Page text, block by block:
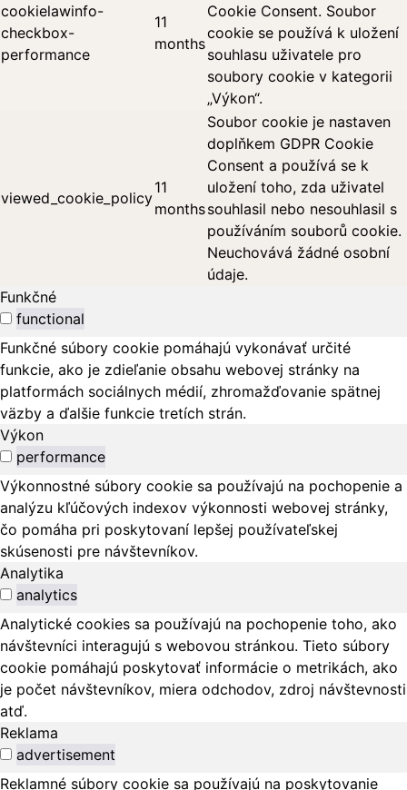
cookielawinfo-
checkbox-
performance
11
months
Cookie Consent. Soubor
cookie se používá k uložení
souhlasu uživatele pro
soubory cookie v kategorii
„Výkon“.
viewed_cookie_policy
11
months
Soubor cookie je nastaven
doplňkem GDPR Cookie
Consent a používá se k
uložení toho, zda uživatel
souhlasil nebo nesouhlasil s
používáním souborů cookie.
Neuchovává žádné osobní
údaje.
Funkčné
functional
Funkčné súbory cookie pomáhajú vykonávať určité
funkcie, ako je zdieľanie obsahu webovej stránky na
platformách sociálnych médií, zhromažďovanie spätnej
väzby a ďalšie funkcie tretích strán.
Výkon
performance
Výkonnostné súbory cookie sa používajú na pochopenie a
analýzu kľúčových indexov výkonnosti webovej stránky,
čo pomáha pri poskytovaní lepšej používateľskej
skúsenosti pre návštevníkov.
Analytika
analytics
Analytické cookies sa používajú na pochopenie toho, ako
návštevníci interagujú s webovou stránkou. Tieto súbory
cookie pomáhajú poskytovať informácie o metrikách, ako
je počet návštevníkov, miera odchodov, zdroj návštevnosti
atď.
Reklama
advertisement
Reklamné súbory cookie sa používajú na poskytovanie